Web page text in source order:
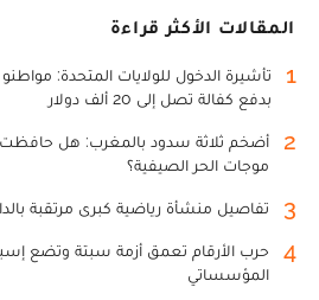
المقالات الأكثر قراءة
1
بدفع كفالة تصل إلى 20 ألف دولار
2
أضخم ثلاثة سدود بالمغرب: هل
موجات الحر الصيفية؟
3 تفاصيل منشأة رياضية كبرى مرتقبة
4
حرب الأرقام تعمق أزمة سبتة وتضع
المؤسساتي